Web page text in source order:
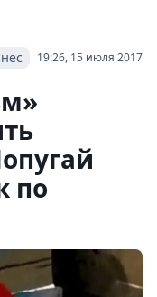
19:26, 15 июля 2017
по